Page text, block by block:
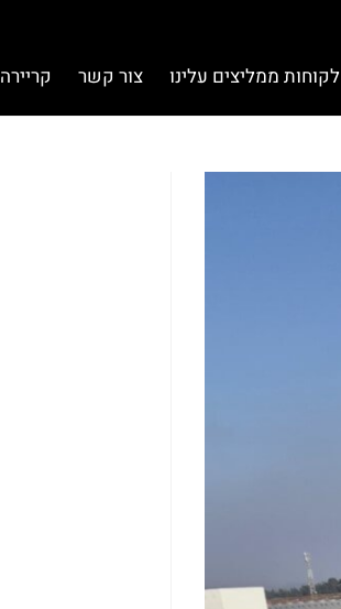
לקוחות ממליצים עלינו צור קשר קריירה